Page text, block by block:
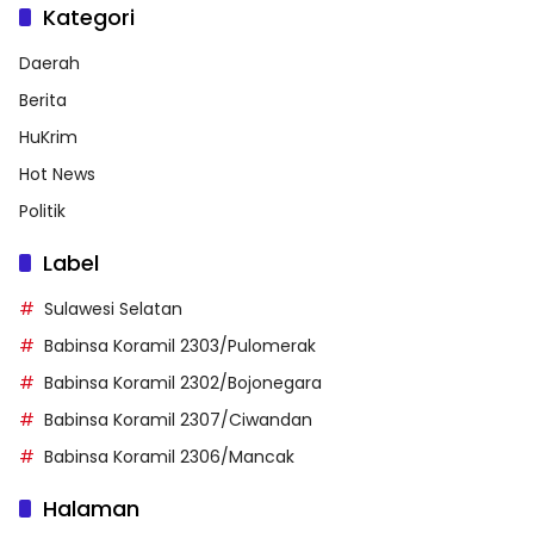
Kategori
Daerah
Berita
HuKrim
Hot News
Politik
Label
Sulawesi Selatan
Babinsa Koramil 2303/Pulomerak
Babinsa Koramil 2302/Bojonegara
Babinsa Koramil 2307/Ciwandan
Babinsa Koramil 2306/Mancak
Halaman